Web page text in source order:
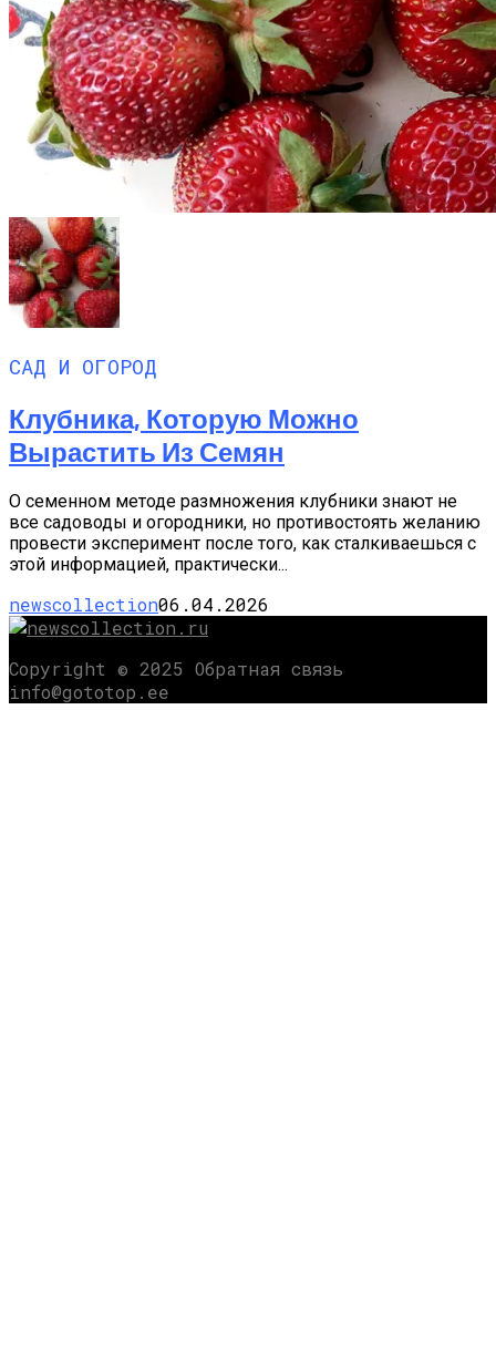
САД И ОГОРОД
Клубника, Которую Можно
Вырастить Из Семян
О семенном методе размножения клубники знают не
все садоводы и огородники, но противостоять желанию
провести эксперимент после того, как сталкиваешься с
этой информацией, практически...
newscollection06.04.2026
Copyright © 2025 Обратная связь
info@gototop.ee